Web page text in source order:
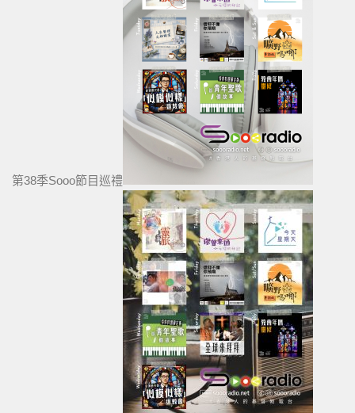
第38季Sooo節目巡禮